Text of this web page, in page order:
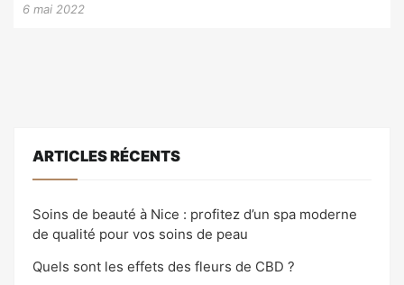
6 mai 2022
ARTICLES RÉCENTS
Soins de beauté à Nice : profitez d’un spa moderne
de qualité pour vos soins de peau
Quels sont les effets des fleurs de CBD ?